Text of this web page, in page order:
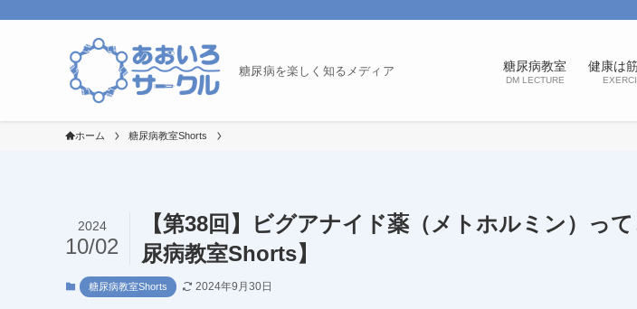
糖尿病を楽しく知るメディア 糖尿病教室
DM LECTURE
健康は
ホーム 糖尿病教室Shorts
【第38回】ビグアナイド薬（メトホルミン）っ
尿病教室Shorts】
2024
10/02
糖尿病教室Shorts 2024年9月30日